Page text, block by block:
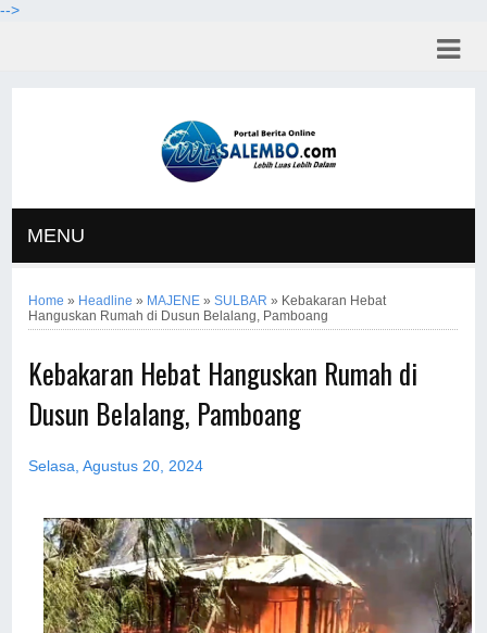
-->
MENU
Home » Headline » MAJENE »SULBAR » Kebakaran Hebat
Hanguskan Rumah di Dusun Belalang, Pamboang
Kebakaran Hebat Hanguskan Rumah di
Dusun Belalang, Pamboang
Selasa, Agustus 20, 2024